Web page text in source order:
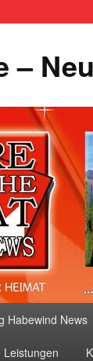
–
Habewind News
Leistungen